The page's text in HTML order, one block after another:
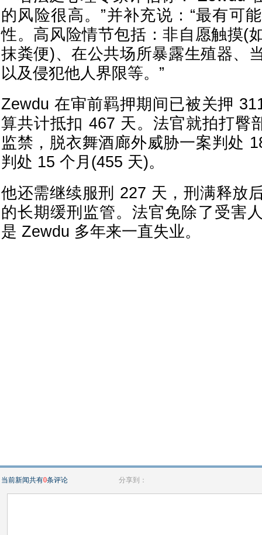
的风险很高。”并补充说：“最有可
性。高风险情节包括：非自愿触摸(
抹粪便)、在公共场所暴露生殖器、
以及侵犯他人界限等。”
Zewdu 在审前羁押期间已被关押
算共计抵扣 467 天。法官就拍打臀
监禁，脱衣舞酒廊外威胁一案判处
判处 15 个月(455 天)。
他还需继续服刑 227 天，刑满释放
的长期缓刑监管。法官免除了受害
是 Zewdu 多年来一直失业。
当前新闻共有0条评论 分享到：